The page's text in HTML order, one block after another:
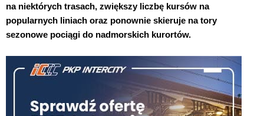
na niektórych trasach, zwiększy liczbę kursów na
popularnych liniach oraz ponownie skieruje na tory
sezonowe pociągi do nadmorskich kurortów.